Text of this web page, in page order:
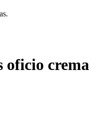
oficio crema